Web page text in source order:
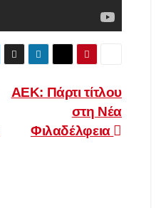
ΑΕΚ: Πάρτι τίτλου
στη Νέα
Φιλαδέλφεια